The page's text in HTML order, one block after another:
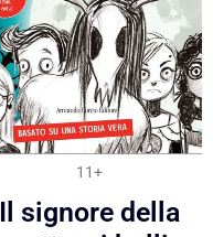
11+
Il signore della